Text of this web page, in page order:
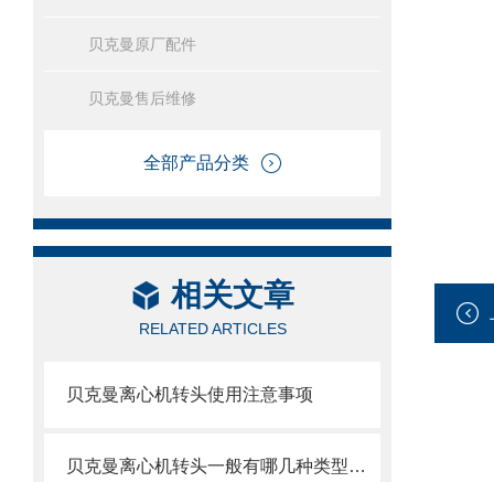
贝克曼原厂配件
贝克曼售后维修
全部产品分类
相关文章
RELATED ARTICLES
贝克曼离心机转头使用注意事项
贝克曼离心机转头一般有哪几种类型呢？